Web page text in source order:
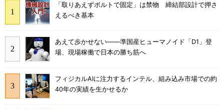
「取りあえずボルトで固定」は禁物 締結部設計で押さ
えるべき基本
あえて歩かせない――準国産ヒューマノイド「D1」登
場、現場稼働で日本の勝ち筋へ
フィジカルAIに注力するインテル、組み込み市場での約
40年の実績を生かせるか